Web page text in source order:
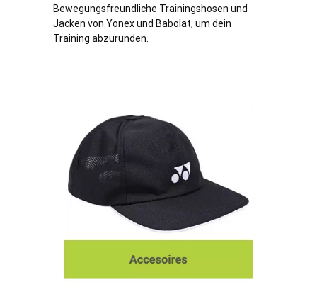
Bewegungsfreundliche Trainingshosen und
Jacken von Yonex und Babolat, um dein
Training abzurunden.